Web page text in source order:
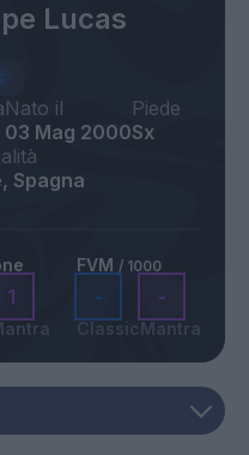
Lucas
Nato il
03 Mag 2000
Piede
Sx
Spagna
1
FVM / 1000
-
Classic
-
Mantra